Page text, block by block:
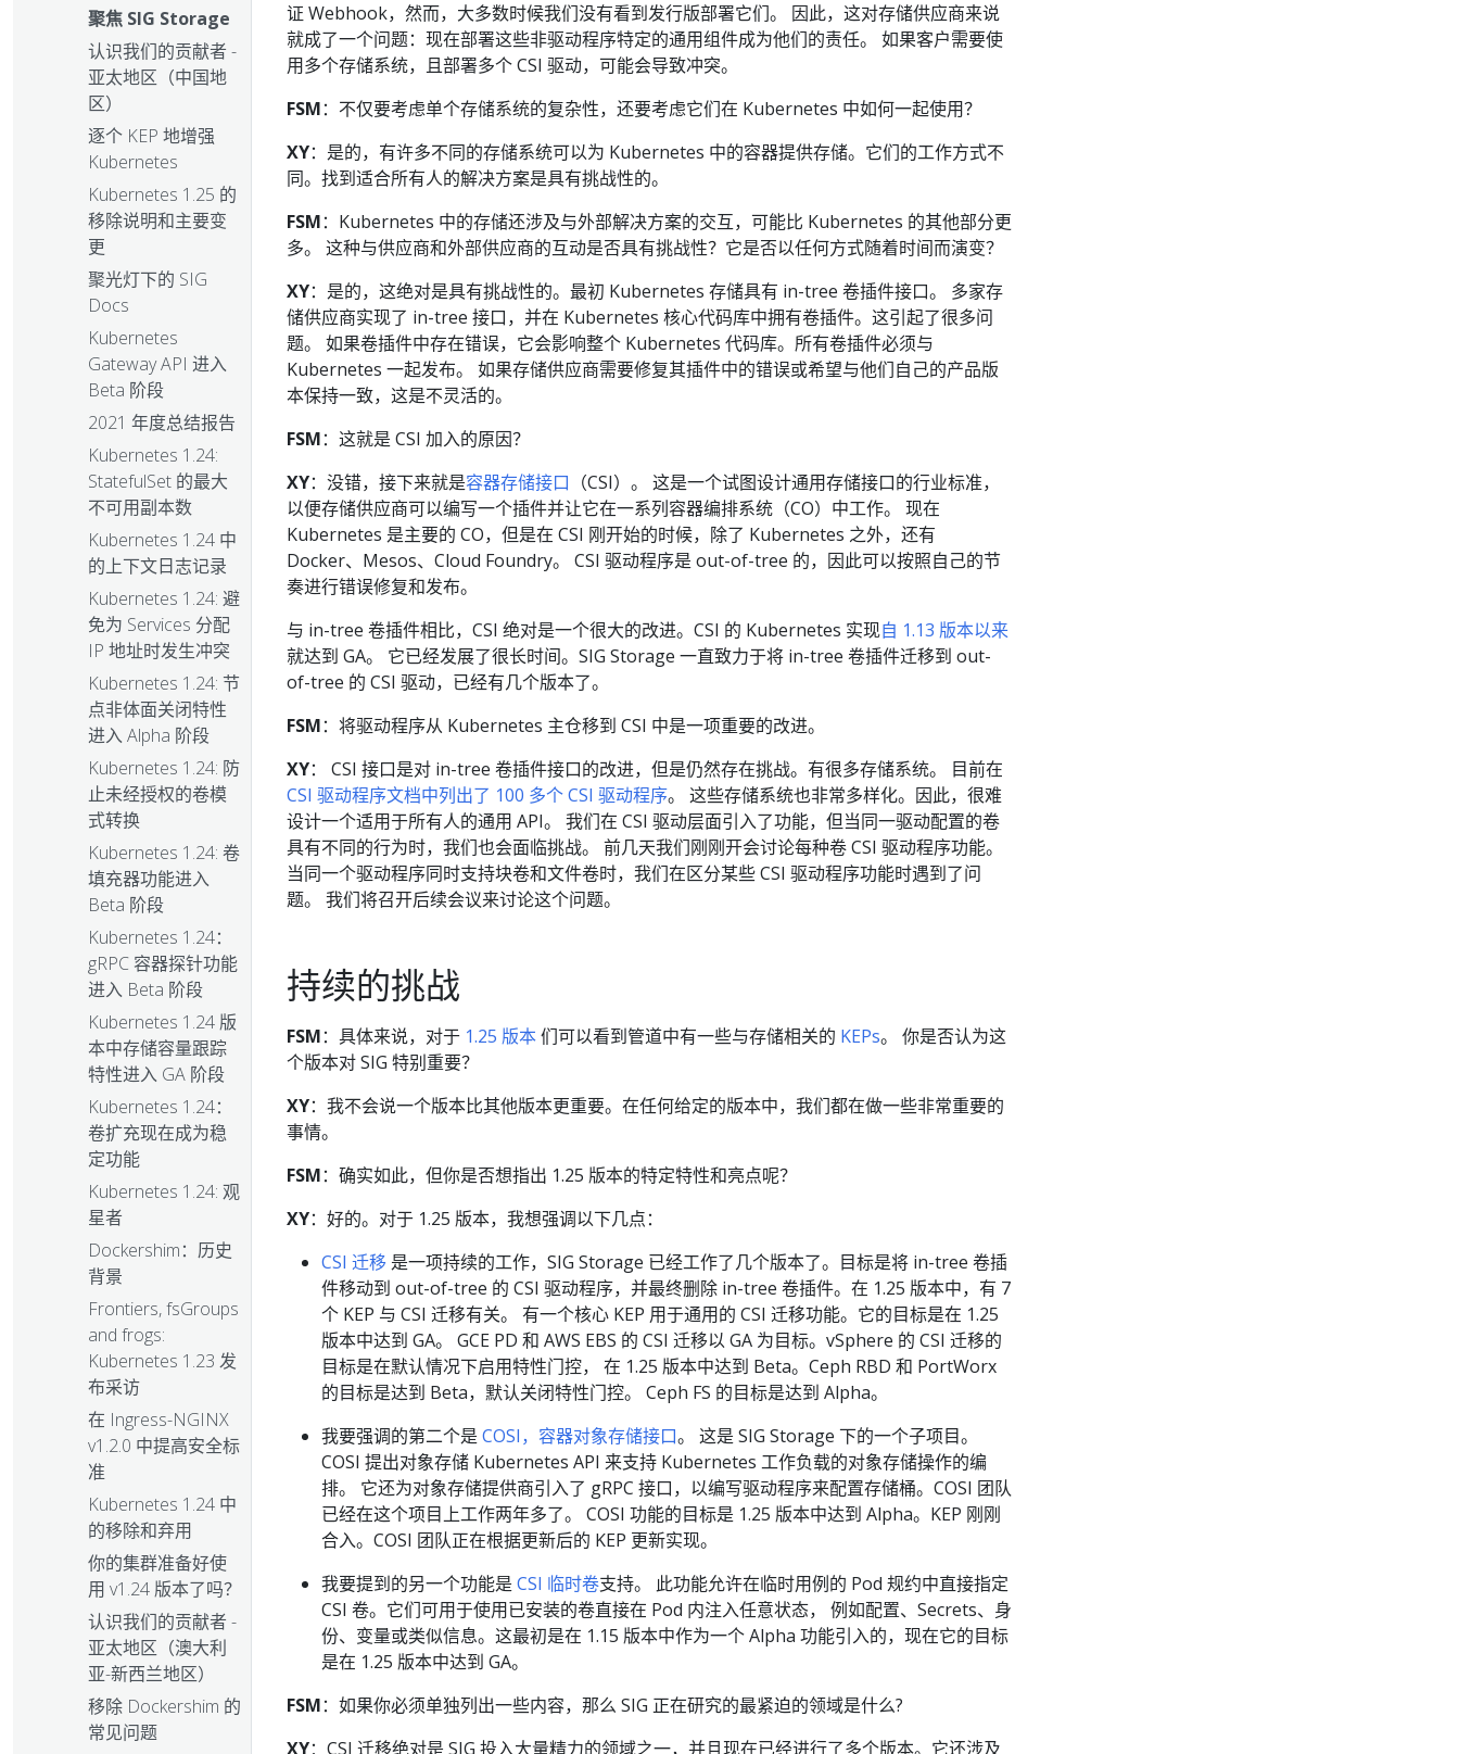
聚焦 SIG Storage
认识我们的贡献者 -
亚太地区（中国地
区）
逐个 KEP 地增强
Kubernetes
Kubernetes 1.25 的
移除说明和主要变
更
聚光灯下的 SIG
Docs
Kubernetes
Gateway API 进入
Beta 阶段
2021 年度总结报告
Kubernetes 1.24:
StatefulSet 的最大
不可用副本数
Kubernetes 1.24 中
的上下文日志记录
Kubernetes 1.24: 避
免为 Services 分配
IP 地址时发生冲突
Kubernetes 1.24: 节
点非体面关闭特性
进入 Alpha 阶段
Kubernetes 1.24: 防
止未经授权的卷模
式转换
Kubernetes 1.24: 卷
填充器功能进入
Beta 阶段
Kubernetes 1.24：
gRPC 容器探针功能
进入 Beta 阶段
Kubernetes 1.24 版
本中存储容量跟踪
特性进入 GA 阶段
Kubernetes 1.24：
卷扩充现在成为稳
定功能
Kubernetes 1.24: 观
星者
Dockershim：历史
背景
Frontiers, fsGroups
and frogs:
Kubernetes 1.23 发
布采访
在 Ingress-NGINX
v1.2.0 中提高安全标
准
Kubernetes 1.24 中
的移除和弃用
你的集群准备好使
用 v1.24 版本了吗？
认识我们的贡献者 -
亚太地区（澳大利
亚-新西兰地区）
移除 Dockershim 的
常见问题
证 Webhook，然而，大多数时候我们没有看到发行版部署它们。 因此，这对存储供应商来说
就成了一个问题：现在部署这些非驱动程序特定的通用组件成为他们的责任。 如果客户需要使
用多个存储系统，且部署多个 CSI 驱动，可能会导致冲突。
FSM：不仅要考虑单个存储系统的复杂性，还要考虑它们在 Kubernetes 中如何一起使用？
XY：是的，有许多不同的存储系统可以为 Kubernetes 中的容器提供存储。它们的工作方式不
同。找到适合所有人的解决方案是具有挑战性的。
FSM：Kubernetes 中的存储还涉及与外部解决方案的交互，可能比 Kubernetes 的其他部分更
多。 这种与供应商和外部供应商的互动是否具有挑战性？它是否以任何方式随着时间而演变？
XY：是的，这绝对是具有挑战性的。最初 Kubernetes 存储具有 in-tree 卷插件接口。 多家存
储供应商实现了 in-tree 接口，并在 Kubernetes 核心代码库中拥有卷插件。这引起了很多问
题。 如果卷插件中存在错误，它会影响整个 Kubernetes 代码库。所有卷插件必须与
Kubernetes 一起发布。 如果存储供应商需要修复其插件中的错误或希望与他们自己的产品版
本保持一致，这是不灵活的。
FSM：这就是 CSI 加入的原因？
XY：没错，接下来就是容器存储接口 （CSI）。 这是一个试图设计通用存储接口的行业标准，
以便存储供应商可以编写一个插件并让它在一系列容器编排系统（CO）中工作。 现在
Kubernetes 是主要的 CO，但是在 CSI 刚开始的时候，除了 Kubernetes 之外，还有
Docker、Mesos、Cloud Foundry。 CSI 驱动程序是 out-of-tree 的，因此可以按照自己的节
奏进行错误修复和发布。
与 in-tree 卷插件相比，CSI 绝对是一个很大的改进。CSI 的 Kubernetes 实现自 1.13 版本以来
就达到 GA。 它已经发展了很长时间。SIG Storage 一直致力于将 in-tree 卷插件迁移到 out-
of-tree 的 CSI 驱动，已经有几个版本了。
FSM：将驱动程序从 Kubernetes 主仓移到 CSI 中是一项重要的改进。
XY： CSI 接口是对 in-tree 卷插件接口的改进，但是仍然存在挑战。有很多存储系统。 目前在
CSI 驱动程序文档中列出了 100 多个 CSI 驱动程序。 这些存储系统也非常多样化。因此，很难
设计一个适用于所有人的通用 API。 我们在 CSI 驱动层面引入了功能，但当同一驱动配置的卷
具有不同的行为时，我们也会面临挑战。 前几天我们刚刚开会讨论每种卷 CSI 驱动程序功能。
当同一个驱动程序同时支持块卷和文件卷时，我们在区分某些 CSI 驱动程序功能时遇到了问
题。 我们将召开后续会议来讨论这个问题。
持续的挑战
FSM：具体来说，对于 1.25 版本们可以看到管道中有一些与存储相关的 KEPs。 你是否认为这
个版本对 SIG 特别重要？
XY：我不会说一个版本比其他版本更重要。在任何给定的版本中，我们都在做一些非常重要的
事情。
FSM：确实如此，但你是否想指出 1.25 版本的特定特性和亮点呢？
XY：好的。对于 1.25 版本，我想强调以下几点：
CSI 迁移 是一项持续的工作，SIG Storage 已经工作了几个版本了。目标是将 in-tree 卷插
件移动到 out-of-tree 的 CSI 驱动程序，并最终删除 in-tree 卷插件。在 1.25 版本中，有 7
个 KEP 与 CSI 迁移有关。 有一个核心 KEP 用于通用的 CSI 迁移功能。它的目标是在 1.25
版本中达到 GA。 GCE PD 和 AWS EBS 的 CSI 迁移以 GA 为目标。vSphere 的 CSI 迁移的
目标是在默认情况下启用特性门控， 在 1.25 版本中达到 Beta。Ceph RBD 和 PortWorx
的目标是达到 Beta，默认关闭特性门控。 Ceph FS 的目标是达到 Alpha。
我要强调的第二个是 COSI，容器对象存储接口。 这是 SIG Storage 下的一个子项目。
COSI 提出对象存储 Kubernetes API 来支持 Kubernetes 工作负载的对象存储操作的编
排。 它还为对象存储提供商引入了 gRPC 接口，以编写驱动程序来配置存储桶。COSI 团队
已经在这个项目上工作两年多了。 COSI 功能的目标是 1.25 版本中达到 Alpha。KEP 刚刚
合入。COSI 团队正在根据更新后的 KEP 更新实现。
我要提到的另一个功能是 CSI 临时卷支持。 此功能允许在临时用例的 Pod 规约中直接指定
CSI 卷。它们可用于使用已安装的卷直接在 Pod 内注入任意状态， 例如配置、Secrets、身
份、变量或类似信息。这最初是在 1.15 版本中作为一个 Alpha 功能引入的，现在它的目标
是在 1.25 版本中达到 GA。
FSM：如果你必须单独列出一些内容，那么 SIG 正在研究的最紧迫的领域是什么?
XY：CSI 迁移绝对是 SIG 投入大量精力的领域之一，并且现在已经进行了多个版本。它还涉及